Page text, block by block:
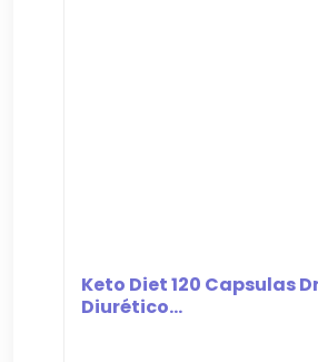
Keto Diet 120 Capsulas
Diurético...